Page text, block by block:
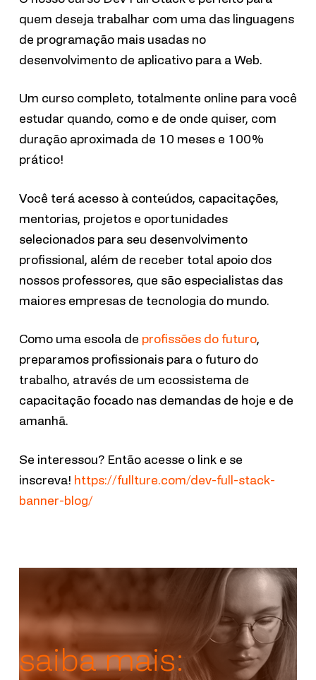
quem deseja trabalhar com uma das linguagens
de programação mais usadas no
desenvolvimento de aplicativo para a Web.
Um curso completo, totalmente online para você
estudar quando, como e de onde quiser, com
duração aproximada de 10 meses e 100%
prático!
Você terá acesso à conteúdos, capacitações,
mentorias, projetos e oportunidades
selecionados para seu desenvolvimento
profissional, além de receber total apoio dos
nossos professores, que são especialistas das
maiores empresas de tecnologia do mundo.
Como uma escola de profissões do futuro,
preparamos profissionais para o futuro do
trabalho, através de um ecossistema de
capacitação focado nas demandas de hoje e de
amanhã.
Se interessou? Então acesse o link e se
inscreva! https://fullture.com/dev-full-stack-
banner-blog/
saiba mais: